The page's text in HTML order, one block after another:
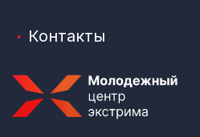
Контакты